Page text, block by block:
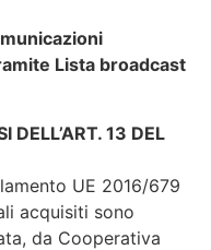
Lista broadcast
DELL’ART. 13 DEL
UE 2016/679
acquisiti sono
da Cooperativa